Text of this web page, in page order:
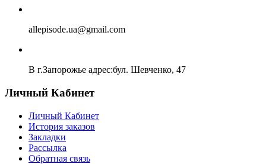
allepisode.ua@gmail.com
В г.Запорожье адрес:бул. Шевченко, 47
Личный Кабинет
Личный Кабинет
История заказов
Закладки
Рассылка
Обратная связь